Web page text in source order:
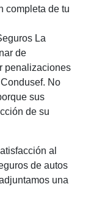
completa de tu
La
de
penalizaciones
No
sus
de su
al
de autos
una